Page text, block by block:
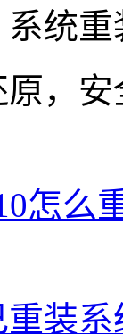
统
，
怎么
装